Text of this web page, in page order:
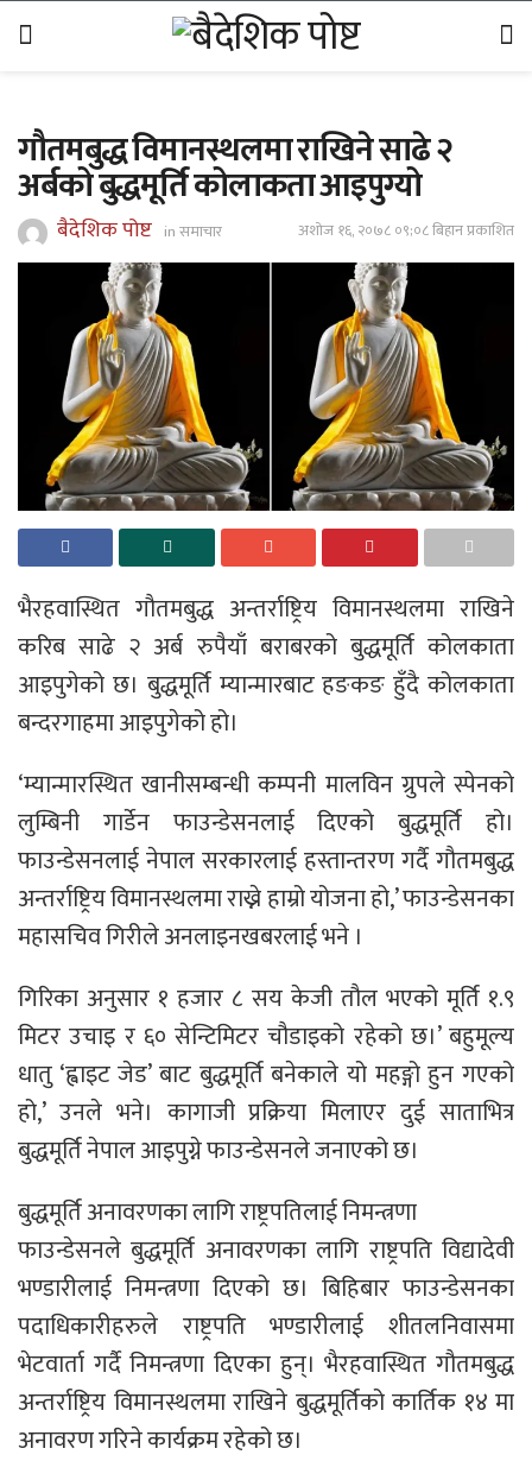
गौतमबुद्ध विमानस्थलमा राखिने साढे २
अर्बको बुद्धमूर्ति कोलाकता आइपुग्यो
बैदेशिक पोष्ट inसमाचार अशोज १६, २०७८ ०९;०८ बिहान प्रकाशित
भैरहवास्थित गौतमबुद्ध अन्तर्राष्ट्रिय विमानस्थलमा राखिने
करिब साढे २ अर्ब रुपैयाँ बराबरको बुद्धमूर्ति कोलकाता
आइपुगेको छ। बुद्धमूर्ति म्यान्मारबाट हङकङ हुँदै कोलकाता
बन्दरगाहमा आइपुगेको हो।
‘म्यान्मारस्थित खानीसम्बन्धी कम्पनी मालविन ग्रुपले स्पेनको
लुम्बिनी गार्डेन फाउन्डेसनलाई दिएको बुद्धमूर्ति हो।
फाउन्डेसनलाई नेपाल सरकारलाई हस्तान्तरण गर्दै गौतमबुद्ध
अन्तर्राष्ट्रिय विमानस्थलमा राख्ने हाम्रो योजना हो,’ फाउन्डेसनका
महासचिव गिरीले अनलाइनखबरलाई भने ।
गिरिका अनुसार १ हजार ८ सय केजी तौल भएको मूर्ति १.९
मिटर उचाइ र ६० सेन्टिमिटर चौडाइको रहेको छ।’ बहुमूल्य
धातु ‘ह्वाइट जेड’ बाट बुद्धमूर्ति बनेकाले यो महङ्गो हुन गएको
हो,’ उनले भने। कागाजी प्रक्रिया मिलाएर दुई साताभित्र
बुद्धमूर्ति नेपाल आइपुग्ने फाउन्डेसनले जनाएको छ।
बुद्धमूर्ति अनावरणका लागि राष्ट्रपतिलाई निमन्त्रणा
फाउन्डेसनले बुद्धमूर्ति अनावरणका लागि राष्ट्रपति विद्यादेवी
भण्डारीलाई निमन्त्रणा दिएको छ। बिहिबार फाउन्डेसनका
पदाधिकारीहरुले राष्ट्रपति भण्डारीलाई शीतलनिवासमा
भेटवार्ता गर्दै निमन्त्रणा दिएका हुन्। भैरहवास्थित गौतमबुद्ध
अन्तर्राष्ट्रिय विमानस्थलमा राखिने बुद्धमूर्तिको कार्तिक १४ मा
अनावरण गरिने कार्यक्रम रहेको छ।